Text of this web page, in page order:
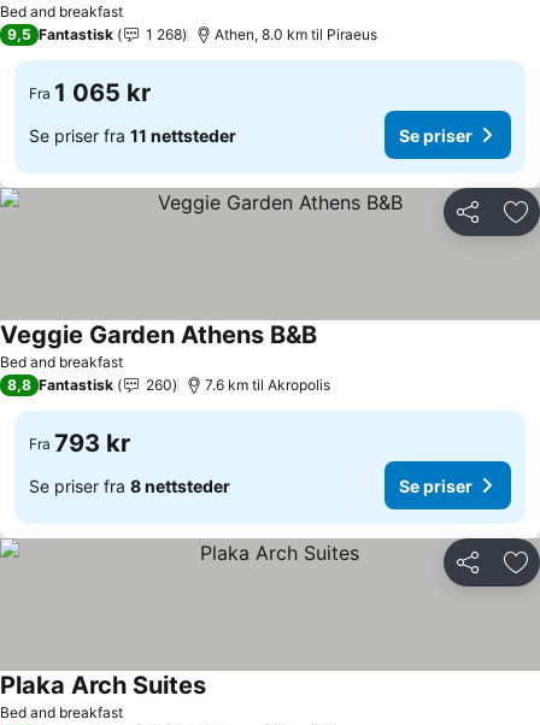
Bed and breakfast
9,5 Fantastisk 1 268 Athen, 8.0 km til Piraeus
Fra 1 065 kr
Se priser fra 11 nettsteder Se priser
Del
Bed and breakfast
Veggie Garden Athens B&B
8,8 Fantastisk 260 7.6 km til Akropolis
Fra 793 kr
Se priser fra 8 nettsteder Se priser
Del
Bed and breakfast
Plaka Arch Suites